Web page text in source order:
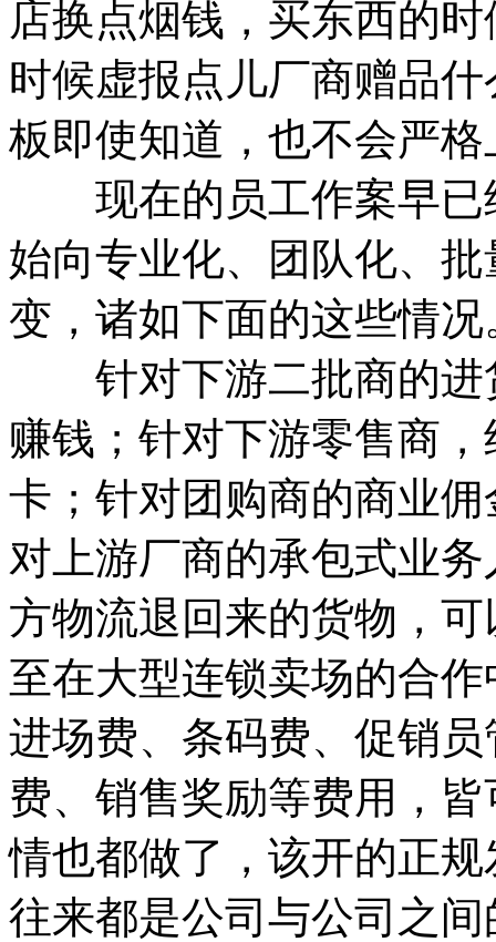
店换点烟钱，买东西的
时候虚报点儿厂商赠品
板即使知道，也不会严
现在的员工作案早已
始向专业化、团队化、
变，诸如下面的这些情况
针对下游二批商的进
赚钱；针对下游零售商
卡；针对团购商的商业
对上游厂商的承包式业
方物流退回来的货物，
至在大型连锁卖场的合
进场费、条码费、促销
费、销售奖励等费用，
情也都做了，该开的正
往来都是公司与公司之